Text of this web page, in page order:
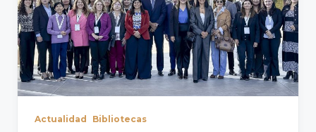
Actualidad Bibliotecas